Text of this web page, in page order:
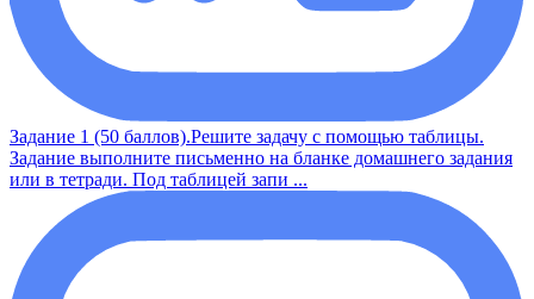
Задание 1 (50 баллов).Решите задачу с помощью таблицы.
Задание выполните письменно на бланке домашнего задания
или в тетради. Под таблицей запи ...